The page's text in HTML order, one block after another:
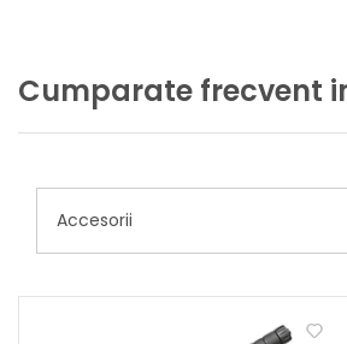
Cumparate frecvent
Accesorii